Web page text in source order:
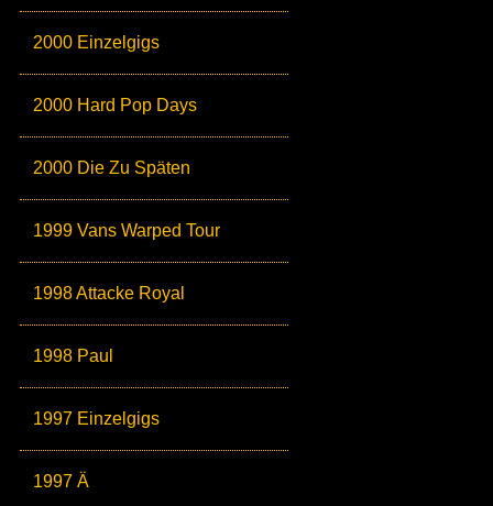
2000 Einzelgigs
2000 Hard Pop Days
2000 Die Zu Späten
1999 Vans Warped Tour
1998 Attacke Royal
1998 Paul
1997 Einzelgigs
1997 Ä